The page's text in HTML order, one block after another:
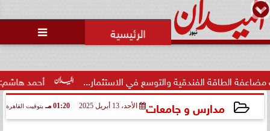

أحمد هاشم: الإعلام الفندقية والتوسع في الاستثمار...
مدارس و جامعات الأحد، 13 أبريل 2025 01:20 مـ بتوقيت القاهرة